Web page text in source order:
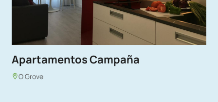
Apartamentos Campaña
O Grove